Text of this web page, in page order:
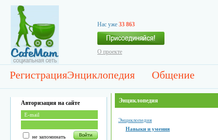
Нас уже 33 863
О проекте
РегистрацияЭнциклопедия Общение
Авторизация на сайте
не запоминать
Энциклопедия
Энциклопедия
Навыки и умения